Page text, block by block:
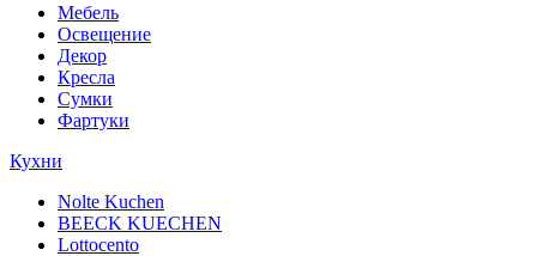
Мебель
Освещение
Декор
Кресла
Сумки
Фартуки
Кухни
Nolte Kuchen
BEECK KUECHEN
Lottocento